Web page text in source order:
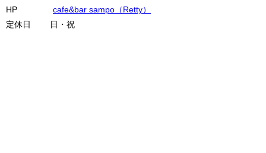
HP cafe&bar sampo（Retty）
定休日 日・祝